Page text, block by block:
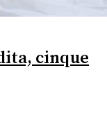
cinque